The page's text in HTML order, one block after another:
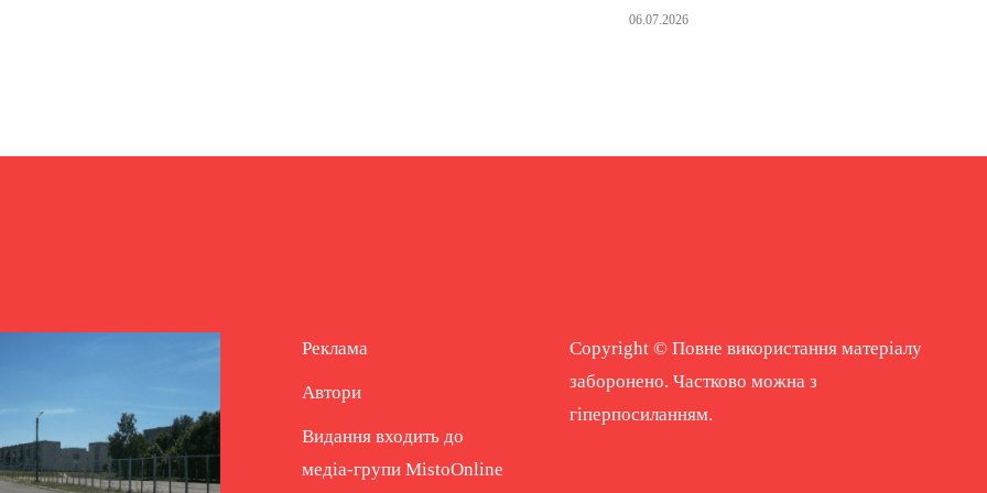
06.07.2026
Реклама
Автори
Видання входить до
медіа-групи MistoOnline
Copyright © Повне використання матеріалу
заборонено. Частково можна з
гіперпосиланням.